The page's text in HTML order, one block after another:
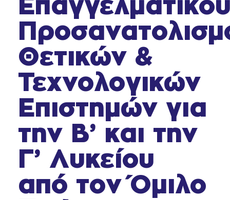
Θετικών &
Τεχνολογικών
Επιστημών για
την Β’ και την
Γ’ Λυκείου
από τον Όμιλο